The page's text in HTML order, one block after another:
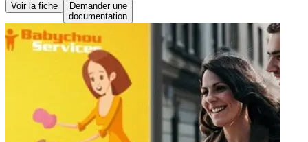
Voir la fiche
Demander une
documentation